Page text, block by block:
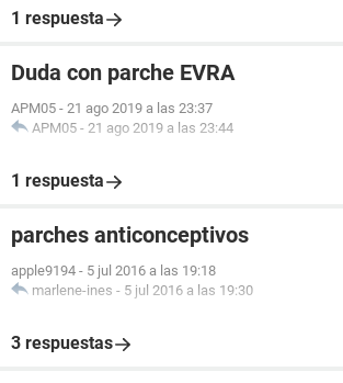
1 respuesta
Duda con parche EVRA
APM05 - 21 ago 2019 a las 23:37
APM05 - 21 ago 2019 a las 23:44
1 respuesta
parches anticonceptivos
apple9194 - 5 jul 2016 a las 19:18
marlene-ines - 5 jul 2016 a las 19:30
3 respuestas